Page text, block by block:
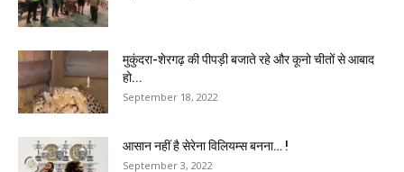
मुकुंदरा-शेरगढ़ की पीपड़ी बजाते रहे और कूनो चीतों से आबाद
हो...
September 18, 2022
आसान नहीं है सेरेना विलियम्स बनना… !
September 3, 2022